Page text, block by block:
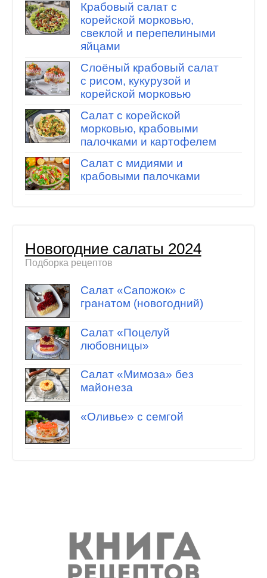
Крабовый салат с
корейской морковью,
свеклой и перепелиными
яйцами
Слоёный крабовый салат
с рисом, кукурузой и
корейской морковью
Салат с корейской
морковью, крабовыми
палочками и картофелем
Салат с мидиями и
крабовыми палочками
Новогодние салаты 2024
Подборка рецептов
Салат «Сапожок» с
гранатом (новогодний)
Салат «Поцелуй
любовницы»
Салат «Мимоза» без
майонеза
«Оливье» с семгой